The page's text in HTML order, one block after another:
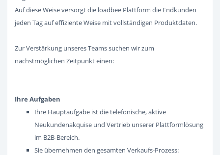
Auf diese Weise versorgt die loadbee Plattform die Endkunden
jeden Tag auf effiziente Weise mit vollständigen Produktdaten.
Zur Verstärkung unseres Teams suchen wir zum
nächstmöglichen Zeitpunkt einen:
Ihre Aufgaben
Ihre Hauptaufgabe ist die telefonische, aktive
Neukundenakquise und Vertrieb unserer Plattformlösung
im B2B-Bereich.
Sie übernehmen den gesamten Verkaufs-Prozess: